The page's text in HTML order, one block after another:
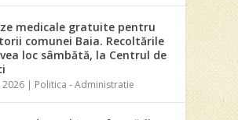
medicale gratuite pentru
comunei Baia. Recoltările
loc sâmbătă, la Centrul de
2026 | Politica - Administratie